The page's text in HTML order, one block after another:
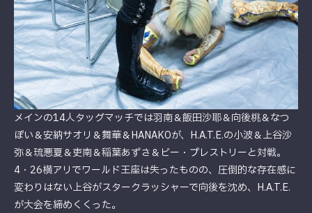
メインの14人タッグマッチでは羽南＆飯田沙耶＆向後桃＆なつ
ぽい＆安納サオリ＆舞華＆HANAKOが、H.A.T.E.の小波＆上谷沙
弥＆琉悪夏＆吏南＆稲葉あずさ＆ビー・プレストリーと対戦。
4・26横アリでワールド王座は失ったものの、圧倒的な存在感に
変わりはない上谷がスタークラッシャーで向後を沈め、H.A.T.E.
が大会を締めくくった。